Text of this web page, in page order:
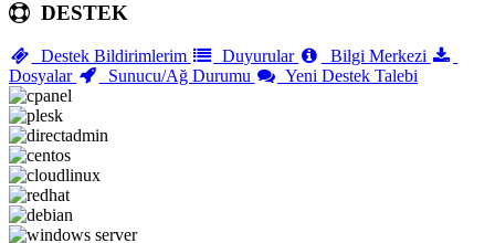
DESTEK
Destek Bildirimlerim Duyurular
Bilgi Merkezi
Dosyalar
Sunucu/Ağ Durumu Yeni Destek Talebi